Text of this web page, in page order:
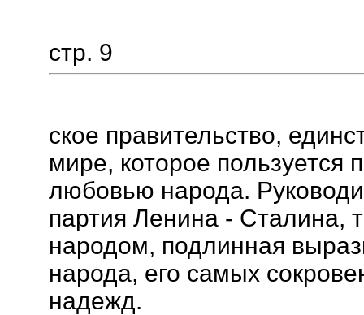
стр. 9
ское правительство,
мире, которое
любовью народа.
партия Ленина - Сталина,
народом, подлинная
народа, его самых
надежд.